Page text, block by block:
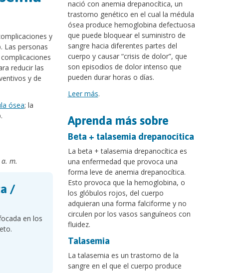
y
Las personas
reducir las
y de
ósea; la
m.
/
en los
nació con anemia drepanocítica, un
trastorno genético en el cual la médula
ósea produce hemoglobina defectuosa
que puede bloquear el suministro de
sangre hacia diferentes partes del
cuerpo y causar “crisis de dolor”, que
son episodios de dolor intenso que
pueden durar horas o días.
Leer más.
Aprenda más sobre
Beta + talasemia drepanocítica
La beta + talasemia drepanocítica es
una enfermedad que provoca una
forma leve de anemia drepanocítica.
Esto provoca que la hemoglobina, o
los glóbulos rojos, del cuerpo
adquieran una forma falciforme y no
circulen por los vasos sanguíneos con
fluidez.
Talasemia
La talasemia es un trastorno de la
sangre en el que el cuerpo produce